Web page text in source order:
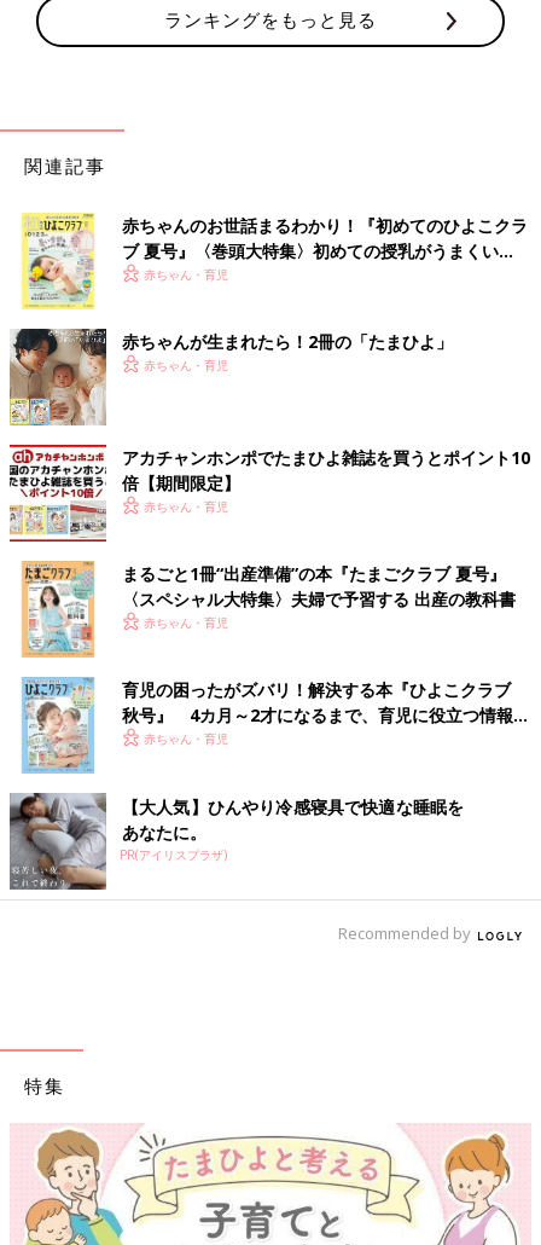
ランキングをもっと見る
関連記事
赤ちゃんのお世話まるわかり！『初めてのひよこクラ
ブ 夏号』〈巻頭大特集〉初めての授乳がうまくい
く！ おっぱい・ミルクの基本と夏のトラブル 解決テ
赤ちゃん・育児
赤ちゃんが生まれたら！2冊の「たまひよ」
赤ちゃん・育児
アカチャンホンポでたまひよ雑誌を買うとポイント10
倍【期間限定】
赤ちゃん・育児
まるごと1冊“出産準備”の本『たまごクラブ 夏号』
〈スペシャル大特集〉夫婦で予習する 出産の教科書
赤ちゃん・育児
育児の困ったがズバリ！解決する本『ひよこクラブ
秋号』 4カ月～2才になるまで、育児に役立つ情報が
いっぱい！
赤ちゃん・育児
【大人気】ひんやり冷感寝具で快適な睡眠を
あなたに。
PR(アイリスプラザ)
Recommended by
特集